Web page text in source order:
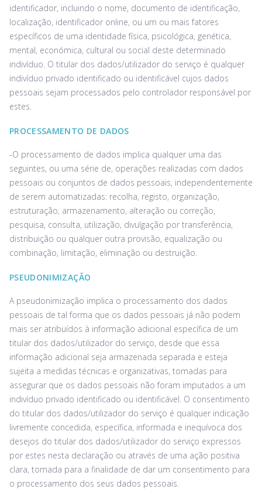
identificador, incluindo o nome, documento de identificação,
localização, identificador online, ou um ou mais fatores
específicos de uma identidade física, psicológica, genética,
mental, económica, cultural ou social deste determinado
indivíduo. O titular dos dados/utilizador do serviço é qualquer
indivíduo privado identificado ou identificável cujos dados
pessoais sejam processados pelo controlador responsável por
estes.
PROCESSAMENTO DE DADOS
-O processamento de dados implica qualquer uma das
seguintes, ou uma série de, operações realizadas com dados
pessoais ou conjuntos de dados pessoais, independentemente
de serem automatizadas: recolha, registo, organização,
estruturação, armazenamento, alteração ou correção,
pesquisa, consulta, utilização, divulgação por transferência,
distribuição ou qualquer outra provisão, equalização ou
combinação, limitação, eliminação ou destruição.
PSEUDONIMIZAÇÃO
A pseudonimização implica o processamento dos dados
pessoais de tal forma que os dados pessoais já não podem
mais ser atribuídos à informação adicional específica de um
titular dos dados/utilizador do serviço, desde que essa
informação adicional seja armazenada separada e esteja
sujeita a medidas técnicas e organizativas, tomadas para
assegurar que os dados pessoais não foram imputados a um
indivíduo privado identificado ou identificável. O consentimento
do titular dos dados/utilizador do serviço é qualquer indicação
livremente concedida, específica, informada e inequívoca dos
desejos do titular dos dados/utilizador do serviço expressos
por estes nesta declaração ou através de uma ação positiva
clara, tomada para a finalidade de dar um consentimento para
o processamento dos seus dados pessoais.